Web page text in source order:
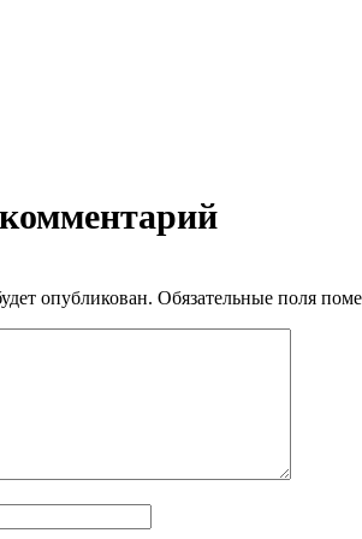
опубликован. Обязательные поля